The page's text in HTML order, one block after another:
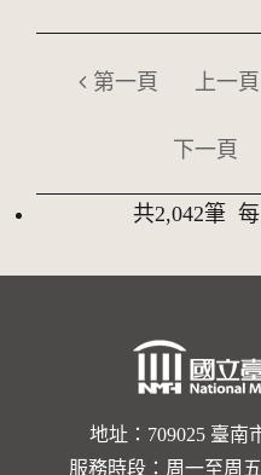
第一頁 上一頁
下一頁
共2,042筆
地址：709025 臺南
服務時段：周一至周五